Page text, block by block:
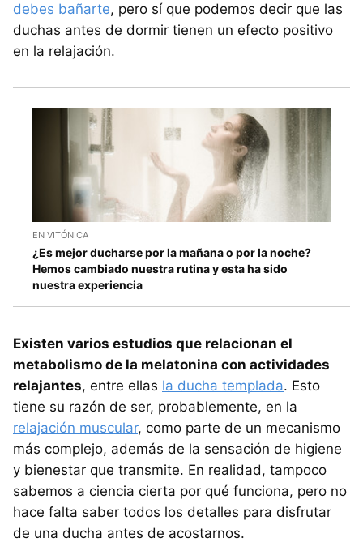
debes bañarte, pero sí que podemos decir que las
duchas antes de dormir tienen un efecto positivo
en la relajación.
EN VITÓNICA
¿Es mejor ducharse por la mañana o por la noche?
Hemos cambiado nuestra rutina y esta ha sido
nuestra experiencia
Existen varios estudios que relacionan el
metabolismo de la melatonina con actividades
relajantes, entre ellas la ducha templada. Esto
tiene su razón de ser, probablemente, en la
relajación muscular, como parte de un mecanismo
más complejo, además de la sensación de higiene
y bienestar que transmite. En realidad, tampoco
sabemos a ciencia cierta por qué funciona, pero no
hace falta saber todos los detalles para disfrutar
de una ducha antes de acostarnos.